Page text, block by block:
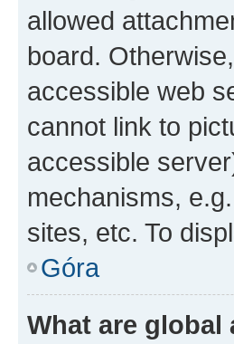
allowed
board.
accessible web
cannot link to
accessible
mechanisms,
sites, etc. To
Góra
What are